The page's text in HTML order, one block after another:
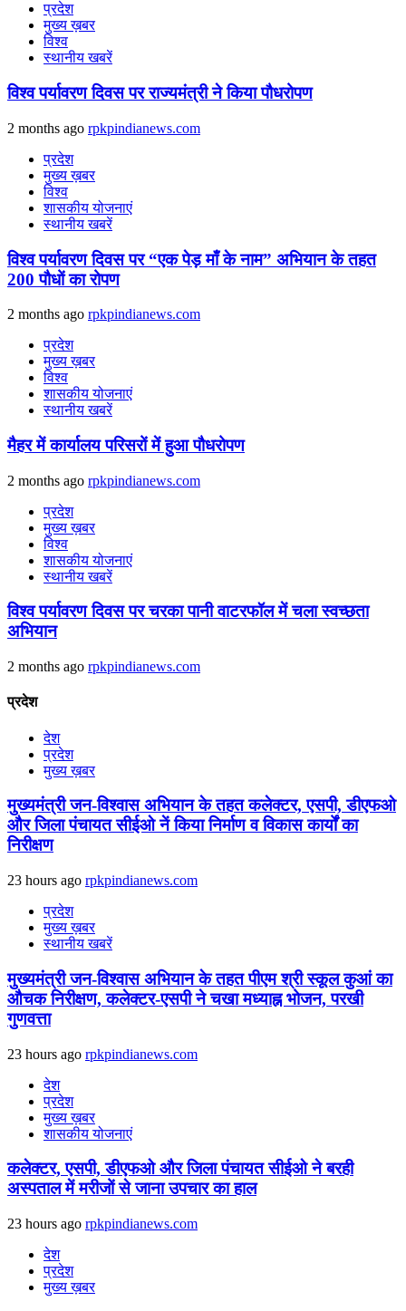
प्रदेश
मुख्य ख़बर
विश्व
स्थानीय खबरें
विश्व पर्यावरण दिवस पर राज्यमंत्री ने किया पौधरोपण
2 months ago rpkpindianews.com
प्रदेश
मुख्य ख़बर
विश्व
शासकीय योजनाएं
स्थानीय खबरें
विश्व पर्यावरण दिवस पर “एक पेड़ माँ के नाम” अभियान के तहत
200 पौधों का रोपण
2 months ago rpkpindianews.com
प्रदेश
मुख्य ख़बर
विश्व
शासकीय योजनाएं
स्थानीय खबरें
मैहर में कार्यालय परिसरों में हुआ पौधरोपण
2 months ago rpkpindianews.com
प्रदेश
मुख्य ख़बर
विश्व
शासकीय योजनाएं
स्थानीय खबरें
विश्व पर्यावरण दिवस पर चरका पानी वाटरफॉल में चला स्वच्छता
अभियान
2 months ago rpkpindianews.com
प्रदेश
देश
प्रदेश
मुख्य ख़बर
मुख्यमंत्री जन-विश्वास अभियान के तहत कलेक्टर, एसपी, डीएफओ
और जिला पंचायत सीईओ नें किया निर्माण व विकास कार्यों का
निरीक्षण
23 hours ago rpkpindianews.com
प्रदेश
मुख्य ख़बर
स्थानीय खबरें
मुख्यमंत्री जन-विश्वास अभियान के तहत पीएम श्री स्कूल कुआं का
औचक निरीक्षण, कलेक्टर-एसपी ने चखा मध्याह्न भोजन, परखी
गुणवत्ता
23 hours ago rpkpindianews.com
देश
प्रदेश
मुख्य ख़बर
शासकीय योजनाएं
कलेक्टर, एसपी, डीएफओ और जिला पंचायत सीईओ ने बरही
अस्पताल में मरीजों से जाना उपचार का हाल
23 hours ago rpkpindianews.com
देश
प्रदेश
मुख्य ख़बर